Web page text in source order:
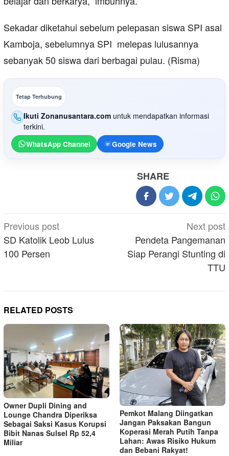
Sekadar diketahui sebelum pelepasan siswa SPI asal
Kamboja, sebelumnya SPI melepas lulusannya
sebanyak 50 siswa dari berbagai pulau. (Risma)
Tetap Terhubung
Ikuti Zonanusantara.com untuk mendapatkan informasi
terkini.
WhatsApp Channel Google News
SHARE
Post
navigation
Previous post
SD Katolik Leob Lulus
100 Persen
Next post
Pendeta Pangemanan
Siap Perangi Stunting di
TTU
RELATED POSTS
Owner Dupli Dining and
Lounge Chandra Diperiksa
Sebagai Saksi Kasus Korupsi
Bibit Nanas Sulsel Rp 52,4
Miliar
Pemkot Malang Diingatkan
Jangan Paksakan Bangun
Koperasi Merah Putih Tanpa
Lahan: Awas Risiko Hukum
dan Bebani Rakyat!